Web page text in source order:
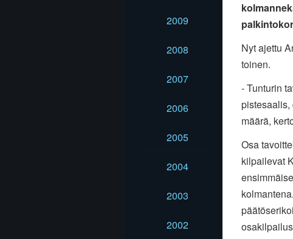
2009
2008
2007
2006
2005
2004
2003
2002
Nyt ajettu
toinen.
- Tunturin
pistesaalis,
määrä,
Osa
kilpailevat